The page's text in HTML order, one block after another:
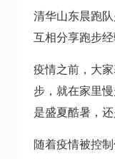
清华山东晨跑
互相分享跑步
疫情之前，大
步，就在家里
是盛夏酷暑，
随着疫情被控